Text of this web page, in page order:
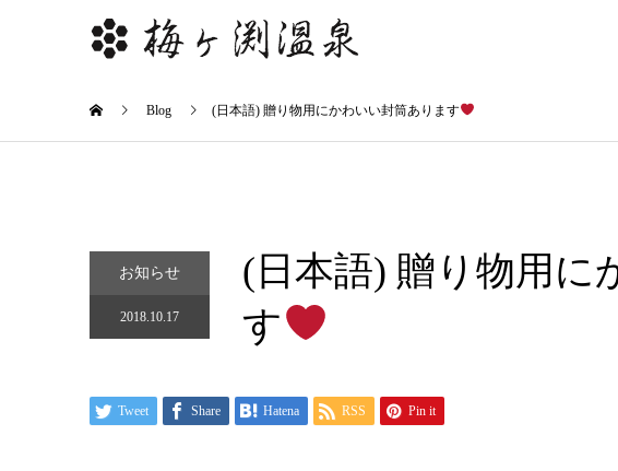
Blog (日本語) 贈り物用にかわいい封筒あります
お知らせ
2018.10.17
(日本語) 贈り物用に
す
Tweet Share Hatena RSS Pin it